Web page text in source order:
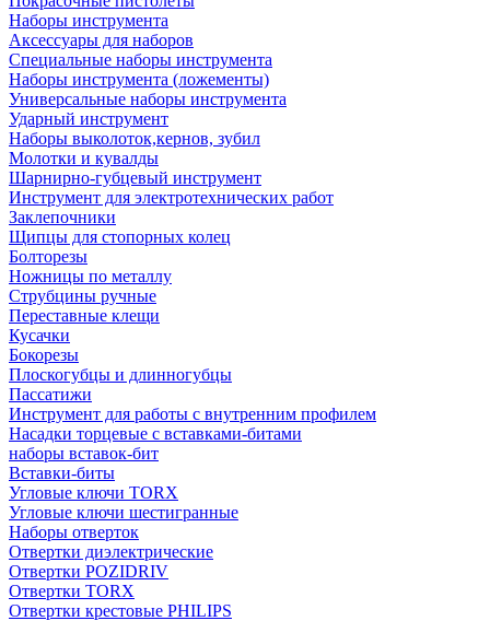
Наборы инструмента
Аксессуары для наборов
Специальные наборы инструмента
Наборы инструмента (ложементы)
Универсальные наборы инструмента
Ударный инструмент
Наборы выколоток,кернов, зубил
Молотки и кувалды
Шарнирно-губцевый инструмент
Инструмент для электротехнических работ
Заклепочники
Щипцы для стопорных колец
Болторезы
Ножницы по металлу
Струбцины ручные
Переставные клещи
Кусачки
Бокорезы
Плоскогубцы и длинногубцы
Пассатижи
Инструмент для работы с внутренним профилем
Насадки торцевые с вставками-битами
наборы вставок-бит
Вставки-биты
Угловые ключи TORX
Угловые ключи шестигранные
Наборы отверток
Отвертки диэлектрические
Отвертки POZIDRIV
Отвертки TORX
Отвертки крестовые PHILIPS